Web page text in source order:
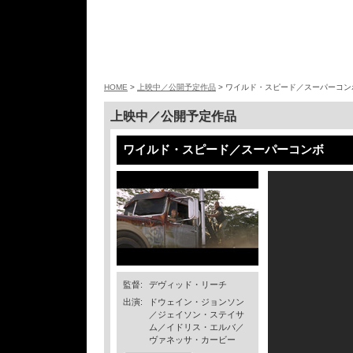
HOME > 上映中／公開予定作品 > ワイルド・スピード／スーパーコン
上映中／公開予定作品
ワイルド・スピード／スーパーコンボ
監督:
デヴィッド・リーチ
出演:
ドウェイン・ジョンソン
／ジェイソン・ステイサ
ム／イドリス・エルバ／
ヴァネッサ・カービー